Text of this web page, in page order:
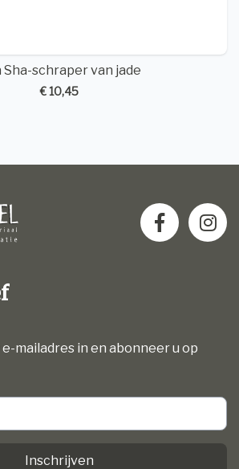
Sha-schraper van jade
€ 10,45
mailadres in en abonneer u op
Inschrijven